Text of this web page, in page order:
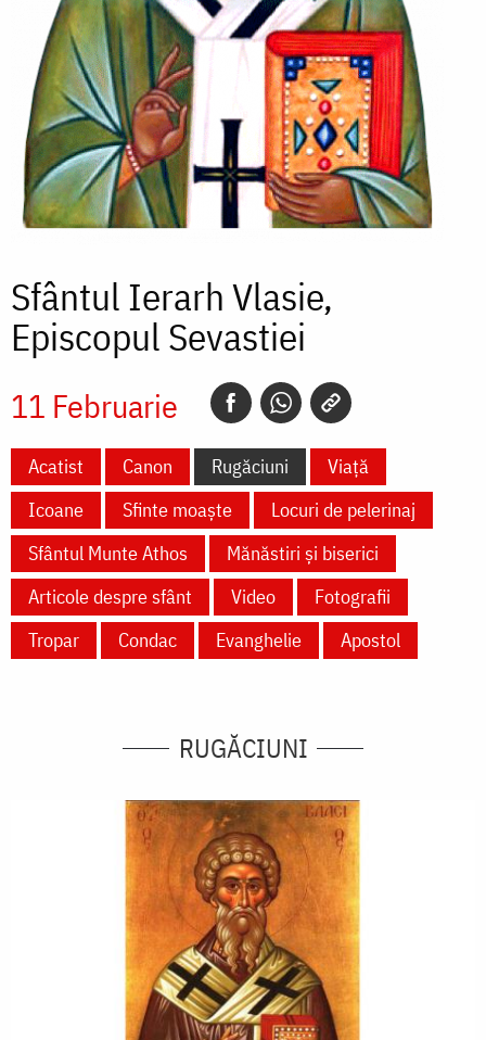
Sfântul Ierarh Vlasie,
Episcopul Sevastiei
11 Februarie
Acatist Canon Rugăciuni
Viață
Icoane
Sfinte moaște
Locuri de pelerinaj
Sfântul Munte Athos
Mănăstiri și biserici
Articole despre sfânt
Video
Fotografii
Tropar
Condac Evanghelie Apostol
RUGĂCIUNI